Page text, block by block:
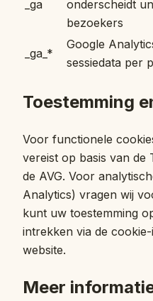
_ga
onderscheidt
bezoekers
_ga_*
Google
sessiedata per
Toestemming
Voor functionele
vereist op basis van de
de AVG. Voor
Analytics) vragen wij
kunt uw toestemming
intrekken via de
website.
Meer